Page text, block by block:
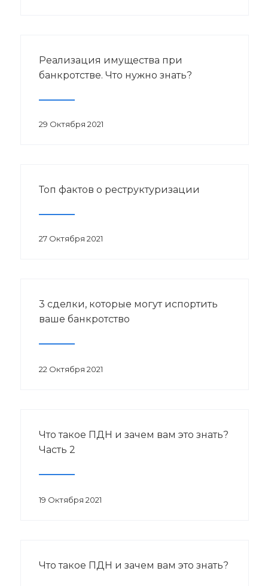
Реализация имущества при
банкротстве. Что нужно знать?
29 Октября 2021
Топ фактов о реструктуризации
27 Октября 2021
3 сделки, которые могут испортить
ваше банкротство
22 Октября 2021
Что такое ПДН и зачем вам это знать?
Часть 2
19 Октября 2021
Что такое ПДН и зачем вам это знать?